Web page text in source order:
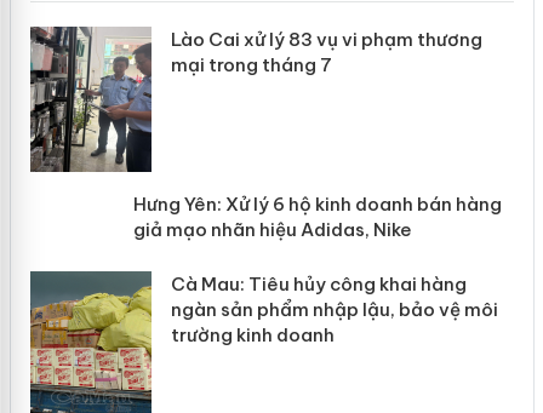
Lào Cai xử lý 83 vụ vi phạm thương
mại trong tháng 7
Hưng Yên: Xử lý 6 hộ kinh doanh bán
hàng giả mạo nhãn hiệu Adidas, Nike